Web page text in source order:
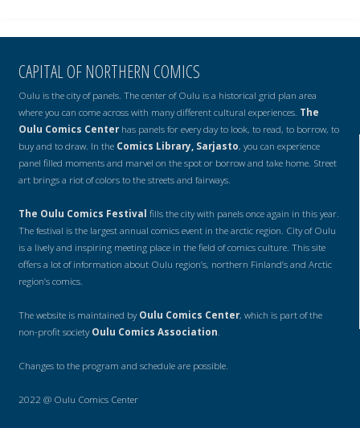
CAPITAL OF NORTHERN COMICS
Oulu is the city of panels. The center of Oulu is a historical grid plan area
where you can come across with many different cultural experiences. The
Oulu Comics Centerhas panels for every day to look, to read, to borrow, to
buy and to draw. In the Comics Library, Sarjasto, you can experience
panel filled moments and marvel on the spot or borrow and take home. Street
art brings a riot of colors to the streets and fairways.
The Oulu Comics Festival fills the city with panels once again in this year.
The festival is the largest annual comics event in the arctic region. City of Oulu
is a lively and inspiring meeting place in the field of comics culture. This site
offers a lot of information about Oulu region’s, northern Finland’s and Arctic
region’s comics.
The website is maintained byOulu Comics Center, which is part of the
non-profit societyOulu Comics Association
Changes to the program and schedule are possible.
2022 @ Oulu Comics Center